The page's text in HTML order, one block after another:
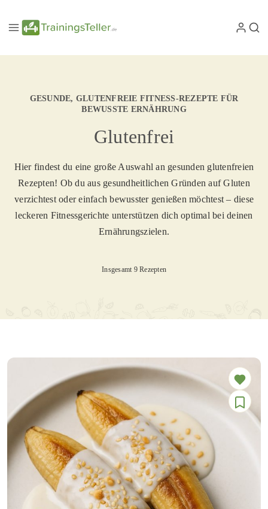
GESUNDE, GLUTENFREIE FITNESS-REZEPTE FÜR
BEWUSSTE ERNÄHRUNG
Glutenfrei
Hier findest du eine große Auswahl an gesunden glutenfreien
Rezepten! Ob du aus gesundheitlichen Gründen auf Gluten
verzichtest oder einfach bewusster genießen möchtest – diese
leckeren Fitnessgerichte unterstützen dich optimal bei deinen
Ernährungszielen.
Insgesamt 9 Rezepten